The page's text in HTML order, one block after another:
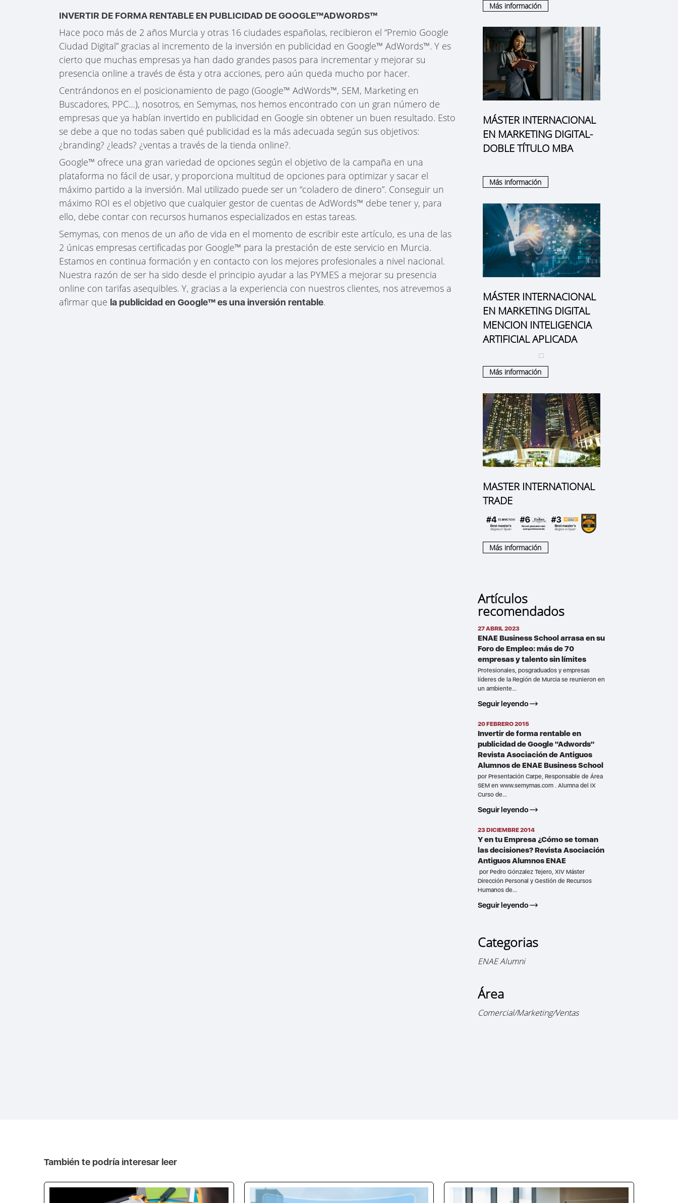
INVERTIR DE FORMA RENTABLE EN PUBLICIDAD DE GOOGLE™ADWORDS™
Hace poco más de 2 años Murcia y otras 16 ciudades españolas, recibieron el “Premio Google
Ciudad Digital” gracias al incremento de la inversión en publicidad en Google™ AdWords™. Y es
cierto que muchas empresas ya han dado grandes pasos para incrementar y mejorar su
presencia online a través de ésta y otra acciones, pero aún queda mucho por hacer.
Centrándonos en el posicionamiento de pago (Google™ AdWords™, SEM, Marketing en
Buscadores, PPC…), nosotros, en Semymas, nos hemos encontrado con un gran número de
empresas que ya habían invertido en publicidad en Google sin obtener un buen resultado. Esto
se debe a que no todas saben qué publicidad es la más adecuada según sus objetivos:
¿branding? ¿leads? ¿ventas a través de la tienda online?.
Google™ ofrece una gran variedad de opciones según el objetivo de la campaña en una
plataforma no fácil de usar, y proporciona multitud de opciones para optimizar y sacar el
máximo partido a la inversión. Mal utilizado puede ser un “coladero de dinero”. Conseguir un
máximo ROI es el objetivo que cualquier gestor de cuentas de AdWords™ debe tener y, para
ello, debe contar con recursos humanos especializados en estas tareas.
Semymas, con menos de un año de vida en el momento de escribir este artículo, es una de las
2 únicas empresas certificadas por Google™ para la prestación de este servicio en Murcia.
Estamos en continua formación y en contacto con los mejores profesionales a nivel nacional.
Nuestra razón de ser ha sido desde el principio ayudar a las PYMES a mejorar su presencia
online con tarifas asequibles. Y, gracias a la experiencia con nuestros clientes, nos atrevemos a
afirmar que la publicidad en Google™ es una inversión rentable.
Más información
MÁSTER INTERNACIONAL
EN MARKETING DIGITAL-
DOBLE TÍTULO MBA
Más información
MÁSTER INTERNACIONAL
EN MARKETING DIGITAL
MENCION INTELIGENCIA
ARTIFICIAL APLICADA
Más información
MASTER INTERNATIONAL
TRADE
Más información
Artículos
recomendados
27 ABRIL 2023
ENAE Business School arrasa en su
Foro de Empleo: más de 70
empresas y talento sin límites
Profesionales, posgraduados y empresas
líderes de la Región de Murcia se reunieron en
un ambiente...
Seguir leyendo
20 FEBRERO 2015
Invertir de forma rentable en
publicidad de Google "Adwords"
Revista Asociación de Antiguos
Alumnos de ENAE Business School
por Presentación Carpe, Responsable de Área
SEM en www.semymas.com . Alumna del IX
Curso de...
Seguir leyendo
23 DICIEMBRE 2014
Y en tu Empresa ¿Cómo se toman
las decisiones? Revista Asociación
Antiguos Alumnos ENAE
por Pedro Gónzalez Tejero, XIV Máster
Dirección Personal y Gestión de Recursos
Humanos de...
Seguir leyendo
Categorias
ENAE Alumni
Área
Comercial/Marketing/Ventas
También te podría interesar leer